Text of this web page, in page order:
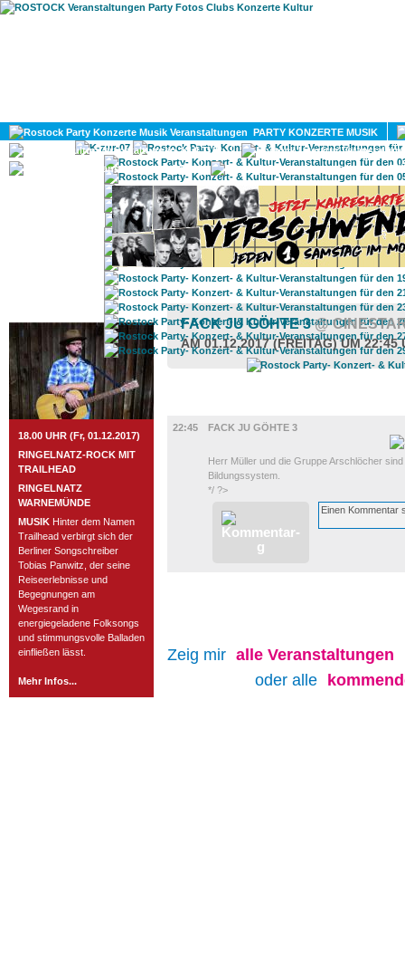
PARTY KONZERTE MUSIK
KULTUR
GAY
ROSTOCK TAGESTIPP
18.00 UHR (Fr, 01.12.2017)
RINGELNATZ-ROCK MIT
TRAILHEAD
RINGELNATZ
WARNEMÜNDE
MUSIK Hinter dem Namen
Trailhead verbirgt sich der
Berliner Songschreiber
Tobias Panwitz, der seine
Reiseerlebnisse und
Begegnungen am
Wegesrand in
energiegeladene Folksongs
und stimmungsvolle Balladen
einfließen lässt.
Mehr Infos...
FACK JU GÖHTE 3@
AM 01.12.2017 (FREITAG) UM 22:45
22:45
FACK JU GÖHTE 3
Herr Müller und die Gruppe Arschlöcher
Bildungssystem.
*/ ?>
Zeig mir alle Veranstaltungen
oder alle